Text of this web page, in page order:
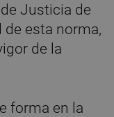
Justicia de
esta norma,
de la
forma en la